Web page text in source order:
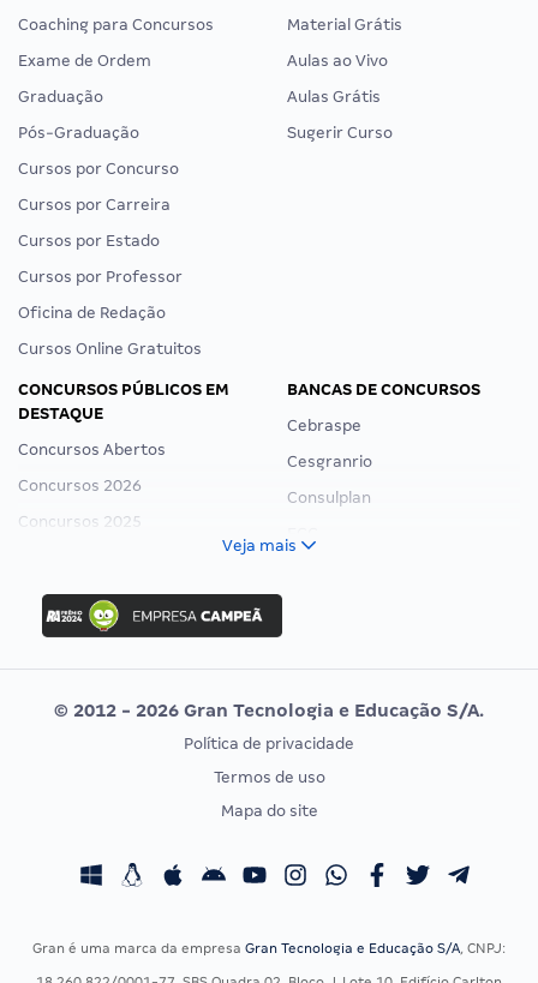
Coaching para Concursos
Exame de Ordem
Graduação
Pós-Graduação
Cursos por Concurso
Cursos por Carreira
Cursos por Estado
Cursos por Professor
Oficina de Redação
Cursos Online Gratuitos
Material Grátis
Aulas ao Vivo
Aulas Grátis
Sugerir Curso
CONCURSOS PÚBLICOS EM
DESTAQUE
Concursos Abertos
Concursos 2026
Concursos 2025
Concurso Ibama
Concurso MPU
Editais publicados
BANCAS DE CONCURSOS
Cebraspe
Cesgranrio
Consulplan
Vunesp
CONCURSOS POR PROFISSÃO
Concursos Fiscais
EXAME DE ORDEM
Calendário OAB
Veja mais
© 2012 - 2026 Gran Tecnologia e Educação S/A.
Política de privacidade
Termos de uso
Mapa do site
Gran é uma marca da empresa Gran Tecnologia e Educação S/A, CNPJ: